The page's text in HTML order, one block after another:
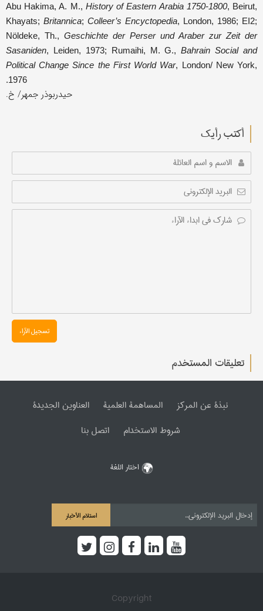
Abu Hakima, A. M., History of Eastern Arabia 1750-1800, Beirut,
Khayats; Britannica; Colleer’s Encyctopedia, London, 1986; EI2;
Nöldeke, Th., Geschichte der Perser und Araber zur Zeit der
Sasaniden, Leiden, 1973; Rumaihi, M. G.,Bahrain Social and
Political Change Since the First World War, London/ New York,
1976.
حیدربوذر جمهر/ خ.
أکتب رأیك
تسجیل الآراء
تعليقات المستخدم
نبذة عن المرکز المساهمة العلمیة
العناوین الجدیدة
شروط الاستخدام
اتصل بنا
اختار اللغة
استلام الأخبار
Copyright